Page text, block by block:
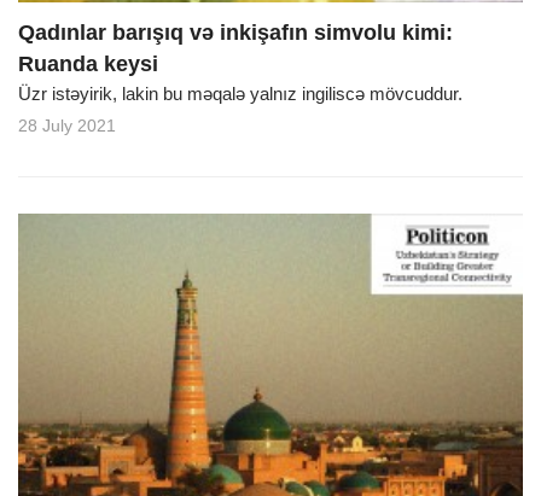
Qadınlar barışıq və inkişafın simvolu kimi:
Ruanda keysi
Üzr istəyirik, lakin bu məqalə yalnız ingiliscə mövcuddur.
28 July 2021